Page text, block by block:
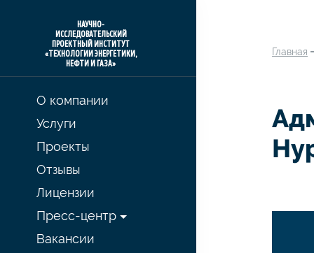
НАУЧНО-
ИССЛЕДОВАТЕЛЬСКИЙ
ПРОЕКТНЫЙ ИНСТИТУТ
«ТЕХНОЛОГИИ ЭНЕРГЕТИКИ,
НЕФТИ И ГАЗА»
О компании
Услуги
Проекты
Отзывы
Лицензии
Пресс-центр
Вакансии
Главная